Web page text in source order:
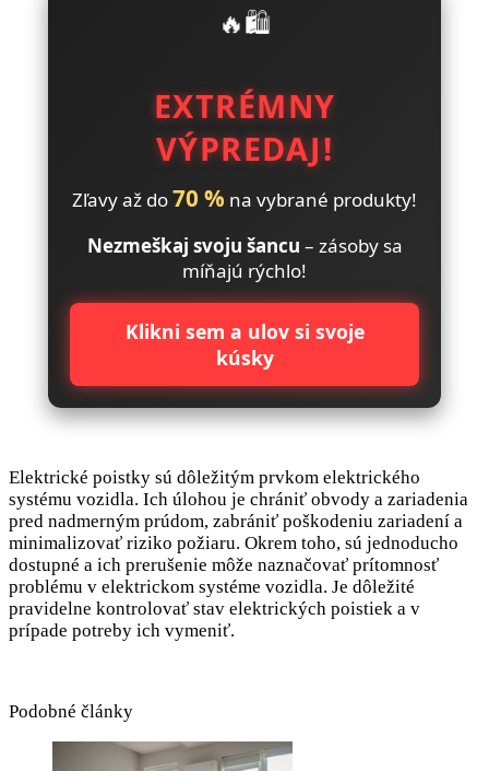
🔥🛍️
EXTRÉMNY
VÝPREDAJ!
Zľavy až do70 % na vybrané produkty!
Nezmeškaj svoju šancu – zásoby sa
míňajú rýchlo!
Klikni sem a ulov si svoje
kúsky
Elektrické poistky sú dôležitým prvkom elektrického
systému vozidla. Ich úlohou je chrániť obvody a zariadenia
pred nadmerným prúdom, zabrániť poškodeniu zariadení a
minimalizovať riziko požiaru. Okrem toho, sú jednoducho
dostupné a ich prerušenie môže naznačovať prítomnosť
problému v elektrickom systéme vozidla. Je dôležité
pravidelne kontrolovať stav elektrických poistiek a v
prípade potreby ich vymeniť.
Podobné články